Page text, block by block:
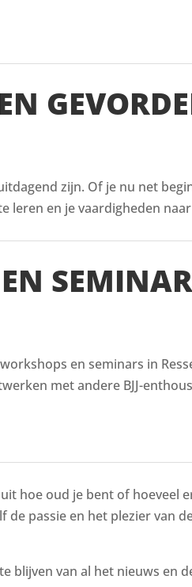
zijn. Of je nu net
leren en je vaardigheden
en seminars in
met andere BJJ-
hoe oud je bent of hoeveel
de passie en het plezier van
van al het nieuws en